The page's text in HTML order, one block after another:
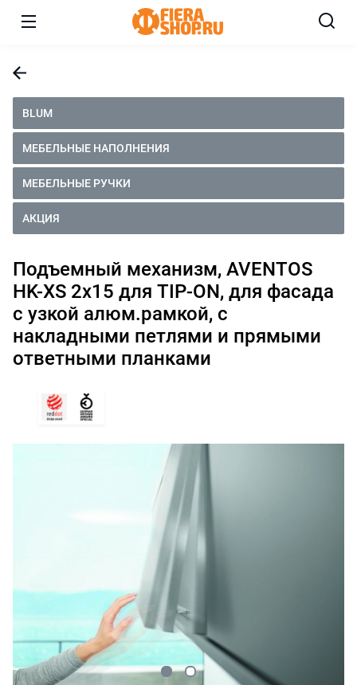
BLUM
МЕБЕЛЬНЫЕ НАПОЛНЕНИЯ
МЕБЕЛЬНЫЕ РУЧКИ
АКЦИЯ
Подъемный механизм, AVENTOS
HK-XS 2x15 для TIP-ON, для фасада
с узкой алюм.рамкой, с
накладными петлями и прямыми
ответными планками